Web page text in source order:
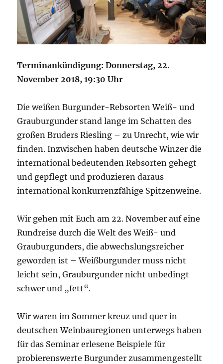
Terminankündigung: Donnerstag, 22.
November 2018, 19:30 Uhr
Die weißen Burgunder-Rebsorten Weiß- und
Grauburgunder stand lange im Schatten des
großen Bruders Riesling – zu Unrecht, wie wir
finden. Inzwischen haben deutsche Winzer die
international bedeutenden Rebsorten gehegt
und gepflegt und produzieren daraus
international konkurrenzfähige Spitzenweine.
Wir gehen mit Euch am 22. November auf eine
Rundreise durch die Welt des Weiß- und
Grauburgunders, die abwechslungsreicher
geworden ist – Weißburgunder muss nicht
leicht sein, Grauburgunder nicht unbedingt
schwer und „fett“.
Wir waren im Sommer kreuz und quer in
deutschen Weinbauregionen unterwegs haben
für das Seminar erlesene Beispiele für
probierenswerte Burgunder zusammengestellt